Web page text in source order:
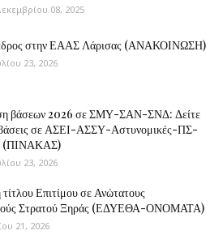
08, 2025
στην ΕΑΑΣ Λάρισας (ΑΝΑΚΟΙΝΩΣΗ)
23, 2026
βάσεων 2026 σε ΣΜΥ-ΣΑΝ-ΣΝΔ: Δείτε
σε ΑΣΕΙ-ΑΣΣΥ-Αστυνομικές-ΠΣ-
(ΠΙΝΑΚΑΣ)
23, 2026
Επιτίμου σε Ανώτατους
Στρατού Ξηράς (ΕΔΥΕΘΑ-ΟΝΟΜΑΤΑ)
21, 2026